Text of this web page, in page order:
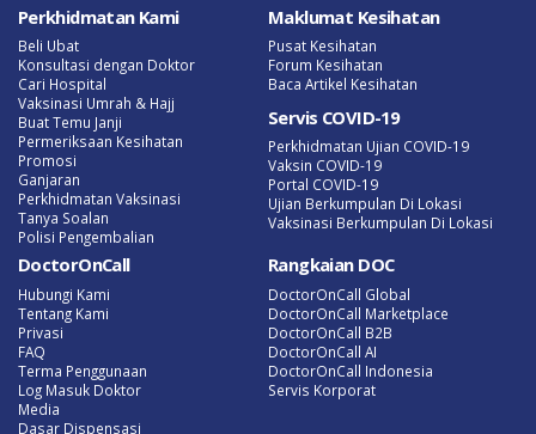
Perkhidmatan Kami
Beli Ubat
Konsultasi dengan Doktor
Cari Hospital
Vaksinasi Umrah & Hajj
Buat Temu Janji
Permeriksaan Kesihatan
Promosi
Ganjaran
Perkhidmatan Vaksinasi
Tanya Soalan
Polisi Pengembalian
Maklumat Kesihatan
Pusat Kesihatan
Forum Kesihatan
Baca Artikel Kesihatan
Servis COVID-19
Perkhidmatan Ujian COVID-19
Vaksin COVID-19
Portal COVID-19
Ujian Berkumpulan Di Lokasi
Vaksinasi Berkumpulan Di Lokasi
DoctorOnCall
Hubungi Kami
Tentang Kami
Privasi
FAQ
Terma Penggunaan
Log Masuk Doktor
Media
Dasar Dispensasi
Rangkaian DOC
DoctorOnCall Global
DoctorOnCall Marketplace
DoctorOnCall B2B
DoctorOnCall AI
DoctorOnCall Indonesia
Servis Korporat